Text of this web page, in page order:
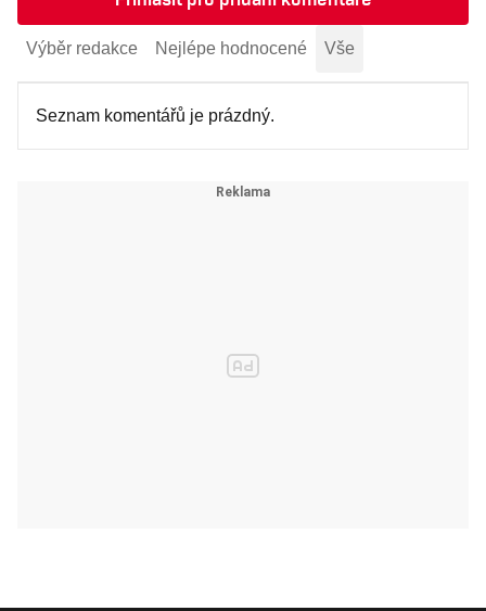
Výběr redakce Nejlépe hodnocené Vše
Seznam komentářů je prázdný.